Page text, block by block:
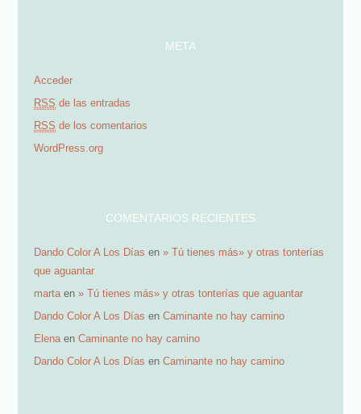
e
m
a
i
META
Acceder
RSS de las entradas
RSS de los comentarios
WordPress.org
COMENTARIOS RECIENTES
Dando Color A Los Días en» Tú tienes más» y otras tonterías
que aguantar
martaen» Tú tienes más» y otras tonterías que aguantar
Dando Color A Los Días enCaminante no hay camino
ElenaenCaminante no hay camino
Dando Color A Los Días enCaminante no hay camino